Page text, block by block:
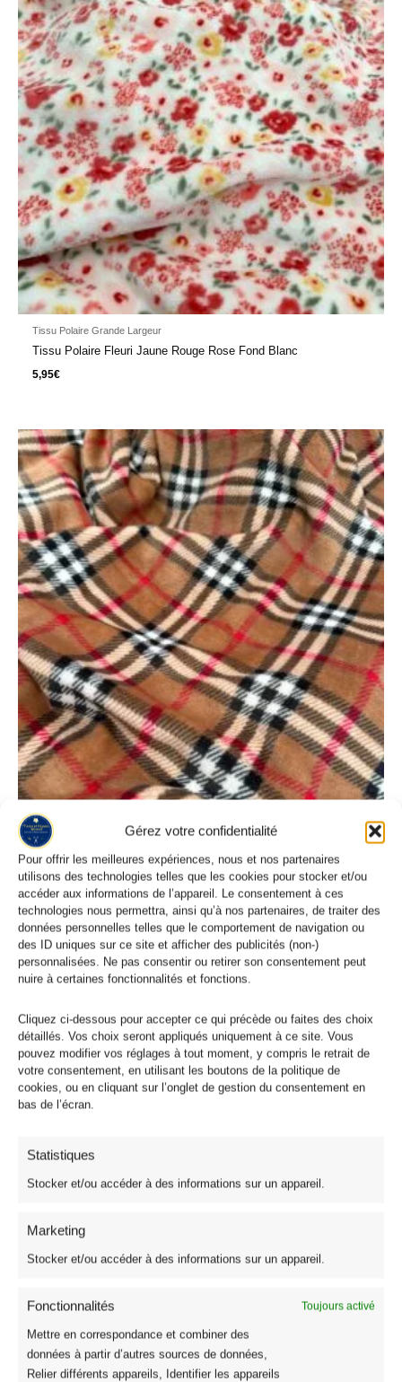
Gérez votre confidentialité
Pour offrir les meilleures expériences, nous et nos partenaires
utilisons des technologies telles que les cookies pour stocker et/ou
accéder aux informations de l’appareil. Le consentement à ces
technologies nous permettra, ainsi qu’à nos partenaires, de traiter des
données personnelles telles que le comportement de navigation ou
des ID uniques sur ce site et afficher des publicités (non-)
personnalisées. Ne pas consentir ou retirer son consentement peut
nuire à certaines fonctionnalités et fonctions.
Cliquez ci-dessous pour accepter ce qui précède ou faites des choix
détaillés. Vos choix seront appliqués uniquement à ce site. Vous
pouvez modifier vos réglages à tout moment, y compris le retrait de
votre consentement, en utilisant les boutons de la politique de
cookies, ou en cliquant sur l’onglet de gestion du consentement en
bas de l’écran.
Statistiques
Stocker et/ou accéder à des informations sur un appareil.
Marketing
Stocker et/ou accéder à des informations sur un appareil.
Fonctionnalités Toujours activé
Mettre en correspondance et combiner des
données à partir d’autres sources de données,
Relier différents appareils, Identifier les appareils
Tissu Polaire Grande Largeur
Tissu Polaire Fleuri Jaune Rouge Rose Fond Blanc
5,95€
Tissu Polaire Écossais Chocolat Clair
5,95 €
Produits similaires